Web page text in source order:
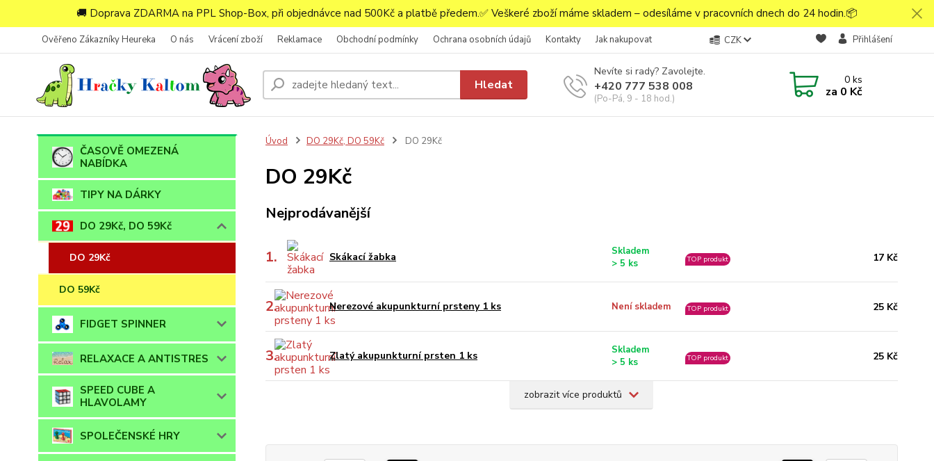
🚚 Doprava ZDARMA na PPL Shop-Box, při objednávce nad 500Kč a platbě předem.✅ Veškeré zboží máme skladem – odesíláme v pracovních dnech do 24 hodin.📦
Ověřeno Zákazníky Heureka O nás Vrácení zboží Reklamace Obchodní podmínky Ochrana osobních údajů Kontakty Jak nakupovat CZK Přihlášení
Hledat
Nevíte si rady? Zavolejte.
+420 777 538 008
(Po-Pá, 9 - 18 hod.)
0ks
za 0 Kč
ČASOVĚ OMEZENÁ
NABÍDKA
TIPY NA DÁRKY
DO 29Kč, DO 59Kč
DO 29Kč
DO 59Kč
FIDGET SPINNER
RELAXACE A ANTISTRES
SPEED CUBE A
HLAVOLAMY
SPOLEČENSKÉ HRY
Úvod DO 29Kč, DO 59Kč DO 29Kč
DO 29Kč
Nejprodávanější
1. Skákací žabka
Skladem
> 5 ks
TOP produkt 17 Kč
2. Nerezové akupunkturní prsteny 1 ks Není skladem TOP produkt 25 Kč
3. Zlatý akupunkturní prsten 1 ks
Skladem
> 5 ks
TOP produkt 25 Kč
zobrazit více produktů